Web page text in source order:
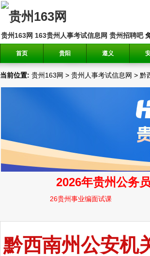
贵州163网 163贵州人事考试信息网 贵州招聘吧
首页 贵阳 遵义
当前位置: 贵州163网 > 贵州人事考试信息网 > 黔
黔西南州公安机